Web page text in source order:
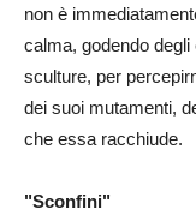
non è
calma, godendo
sculture, per
dei suoi mutamenti,
che essa racchiude.
"Sconfini"